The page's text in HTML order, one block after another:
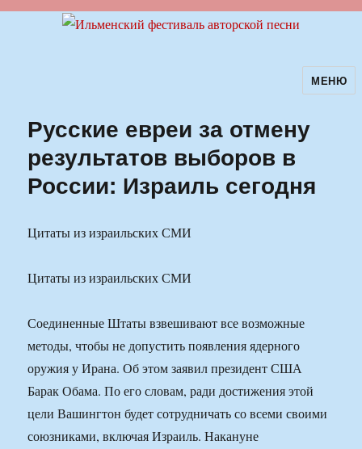
Ильменский фестиваль авторскойМЕНЮ
Русские евреи за отмену
результатов выборов в
России: Израиль сегодня
Цитаты из израильских СМИ
Цитаты из израильских СМИ
Соединенные Штаты взвешивают все возможные
методы, чтобы не допустить появления ядерного
оружия у Ирана. Об этом заявил президент США
Барак Обама. По его словам, ради достижения этой
цели Вашингтон будет сотрудничать со всеми своими
союзниками, включая Израиль. Накануне